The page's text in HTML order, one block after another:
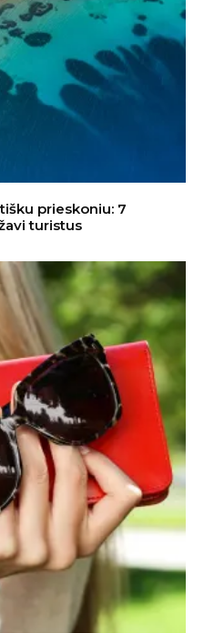
prieskoniu: 7
turistus